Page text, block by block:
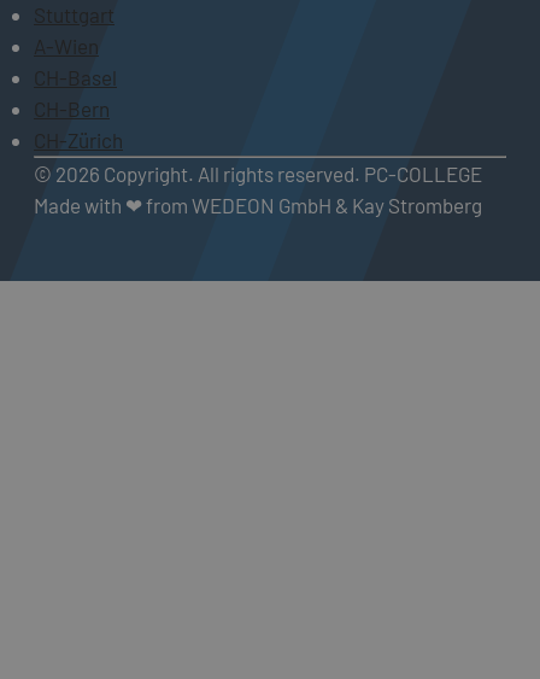
Stuttgart
A-Wien
CH-Basel
CH-Bern
CH-Zürich
© 2026 Copyright. All rights reserved. PC-COLLEGE
Made with ❤ from WEDEON GmbH & Kay Stromberg